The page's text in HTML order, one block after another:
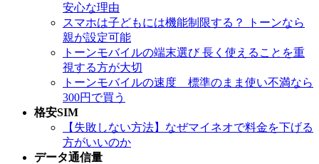
安心な理由
スマホは子どもには機能制限する？ トーンなら
親が設定可能
トーンモバイルの端末選び 長く使えることを重
視する方が大切
トーンモバイルの速度 標準のまま使い不満なら
300円で買う
格安SIM
【失敗しない方法】なぜマイネオで料金を下げる
方がいいのか
データ通信量